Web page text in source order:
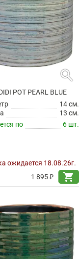
search
POT PEARL BLUE
14 см.
13 см.
по
6 шт.
ожидается 18.08.26г.
1 895 ₽
shopping_cart